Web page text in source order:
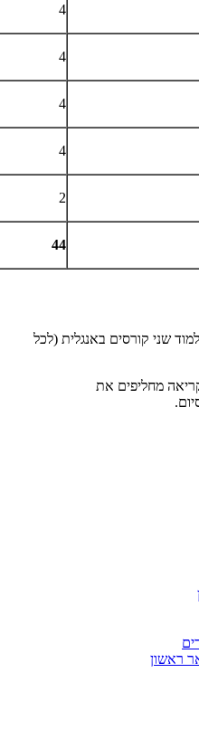
4
4
4
4
2
44
שני קורסים באנגלית (לכל
מחליפים את
ראשון